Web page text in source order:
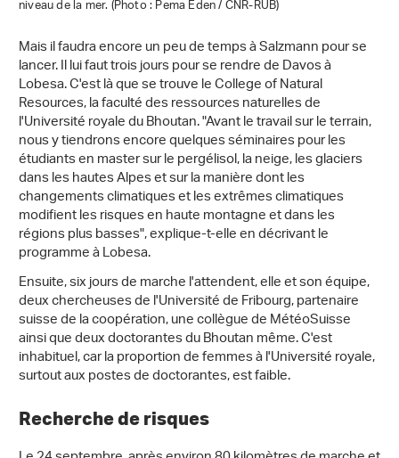
niveau de la mer. (Photo : Pema Eden / CNR-RUB)
Mais il faudra encore un peu de temps à Salzmann pour se
lancer. Il lui faut trois jours pour se rendre de Davos à
Lobesa. C'est là que se trouve le College of Natural
Resources, la faculté des ressources naturelles de
l'Université royale du Bhoutan. "Avant le travail sur le terrain,
nous y tiendrons encore quelques séminaires pour les
étudiants en master sur le pergélisol, la neige, les glaciers
dans les hautes Alpes et sur la manière dont les
changements climatiques et les extrêmes climatiques
modifient les risques en haute montagne et dans les
régions plus basses", explique-t-elle en décrivant le
programme à Lobesa.
Ensuite, six jours de marche l'attendent, elle et son équipe,
deux chercheuses de l'Université de Fribourg, partenaire
suisse de la coopération, une collègue de MétéoSuisse
ainsi que deux doctorantes du Bhoutan même. C'est
inhabituel, car la proportion de femmes à l'Université royale,
surtout aux postes de doctorantes, est faible.
Recherche de risques